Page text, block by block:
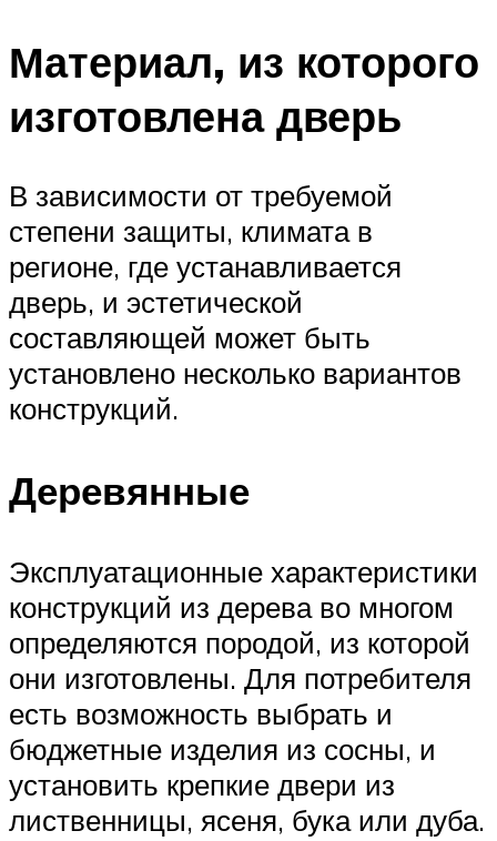
Материал, из которого
изготовлена дверь
В зависимости от требуемой
степени защиты, климата в
регионе, где устанавливается
дверь, и эстетической
составляющей может быть
установлено несколько вариантов
конструкций.
Деревянные
Эксплуатационные характеристики
конструкций из дерева во многом
определяются породой, из которой
они изготовлены. Для потребителя
есть возможность выбрать и
бюджетные изделия из сосны, и
установить крепкие двери из
лиственницы, ясеня, бука или дуба.